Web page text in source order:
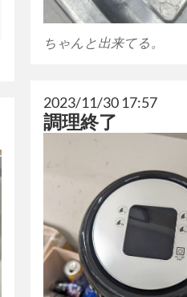
ちゃんと出来てる。
2023/11/30 17:57
調理終了